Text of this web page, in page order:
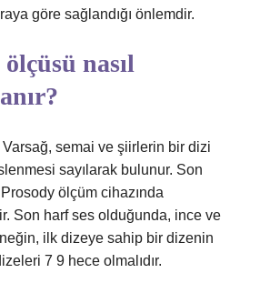
göre sağlandığı önlemdir.
ölçüsü nasıl
semai ve şiirlerin bir dizi
sayılarak bulunur. Son
ölçüm cihazında
Son harf ses olduğunda, ince ve
ilk dizeye sahip bir dizenin
7 9 hece olmalıdır.